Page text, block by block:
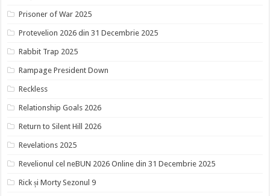
Prisoner of War 2025
Protevelion 2026 din 31 Decembrie 2025
Rabbit Trap 2025
Rampage President Down
Reckless
Relationship Goals 2026
Return to Silent Hill 2026
Revelations 2025
Revelionul cel neBUN 2026 Online din 31 Decembrie 2025
Rick și Morty Sezonul 9